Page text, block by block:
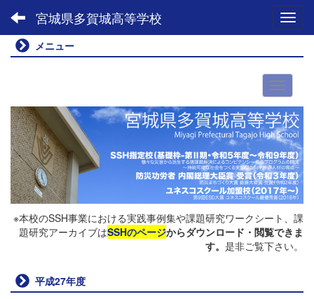
宮城県多賀城高等学校
メニュー
※本校のSSH事業における実践事例集や課題研究ワークシート、課
題研究アーカイブはSSHのページからダウンロード・閲覧できま
す。 是非ご覧下さい。
平成27年度